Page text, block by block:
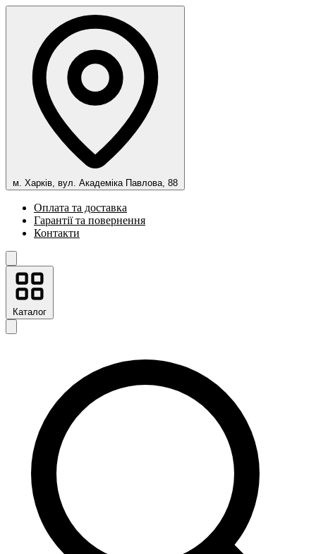
м. Харків, вул. Академіка Павлова, 88
Оплата та доставка
Гарантії та повернення
Контакти
Каталог